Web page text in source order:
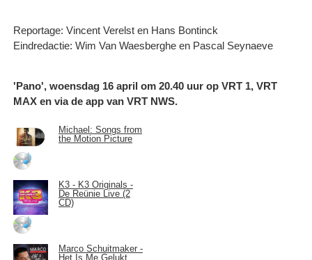
Reportage: Vincent Verelst en Hans Bontinck
Eindredactie: Wim Van Waesberghe en Pascal Seynaeve
'Pano', woensdag 16 april om 20.40 uur op VRT 1, VRT
MAX en via de app van VRT NWS.
Michael: Songs from
the Motion Picture
K3 - K3 Originals -
De Reünie Live (2
CD)
Marco Schuitmaker -
Het Is Me Gelukt